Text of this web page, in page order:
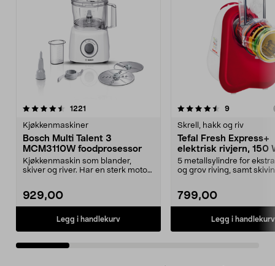
1221
Kjøkkenmaskiner
Bosch Multi Talent 3
MCM3110W foodprosessor
Kjøkkenmaskin som blander,
skiver og river. Har en sterk motor
929,00
Legg i handlekurv
4.5 av 5 stjerner 9anmeldelser
Skrell, hakk og riv
Tefal Fresh Express+
elektrisk rivjern, 150
5 metallsylindre for
og grov riving, samt
799,00
Legg i handlekurv
4.0 av 5 stjerner